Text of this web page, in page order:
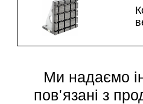
Ми надаємо
пов'язані з